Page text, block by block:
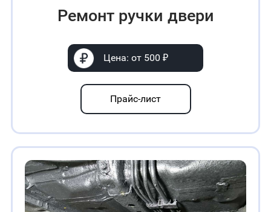
Ремонт ручки двери
Цена: от 500 ₽
Прайс-лист